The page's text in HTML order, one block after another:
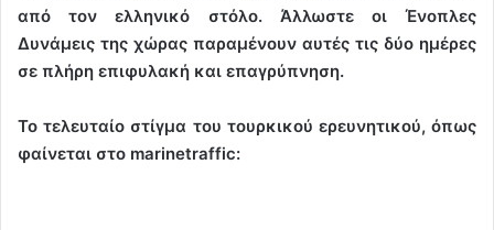
από τον ελληνικό στόλο. Άλλωστε οι Ένοπλες
Δυνάμεις της χώρας παραμένουν αυτές τις δύο ημέρες
σε πλήρη επιφυλακή και επαγρύπνηση.
Το τελευταίο στίγμα του τουρκικού ερευνητικού, όπως
φαίνεται στο marinetraffic: